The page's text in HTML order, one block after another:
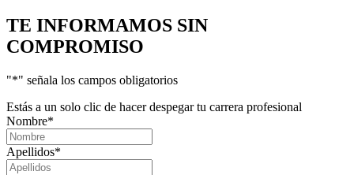
TE INFORMAMOS SIN
COMPROMISO
"*" señala los campos obligatorios
Estás a un solo clic de hacer despegar tu carrera profesional
Nombre*
Apellidos*